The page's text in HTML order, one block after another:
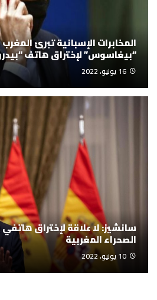
المخابرات الإسبانية تبرئ
“بيغاسوس” لإختراق هاتف
16 يونيو، 2022
سانشيز: لا علاقة لإختراق
الصحراء المغربية
10 يونيو، 2022